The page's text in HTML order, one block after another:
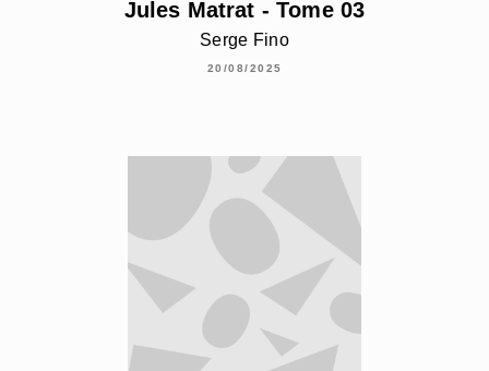
Jules Matrat - Tome 03
Serge Fino
20/08/2025